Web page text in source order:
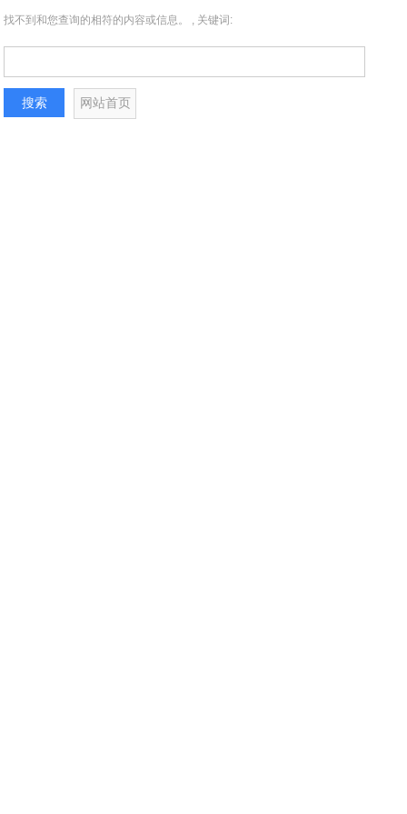
找不到和您查询的相符的内容或信息。 , 关键词: